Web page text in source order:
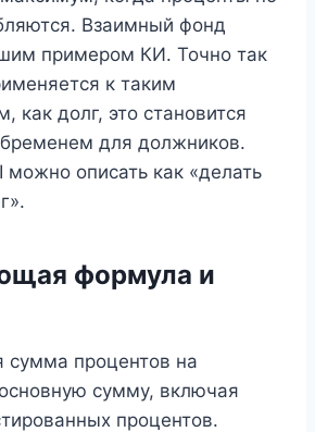
Взаимный фонд
примером КИ. Точно так
к таким
как долг, это становится
для должников.
можно описать как «делать
формула и
сумма процентов на
сумму, включая
процентов.